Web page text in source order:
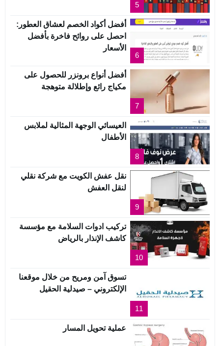
5
6
أفضل أكواد الخصم لعشاق العطور:
احصل على روائح فاخرة بأفضل
الأسعار
7
أفضل أنواع برونزر للحصول على
مكياج رائع وإطلالة متوهجة
8
العيسائي الوجهة المثالية لملابس
الأطفال
9
نقل عفش الكويت مع شركة نقلي
لنقل العفش
10
تركيب ادوات السلامة مع مؤسسة
كاشف الإنذار بالرياض
11
تسوق آمن ومريح من خلال موقعنا
الإلكتروني – صيدلية الحقيل
عملية تحويل المسار